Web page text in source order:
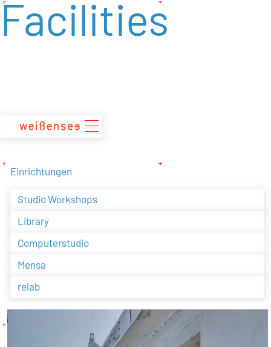
zum
Inhalt
Facilities
Einrichtungen
Studio Workshops
Library
Computerstudio
Mensa
relab